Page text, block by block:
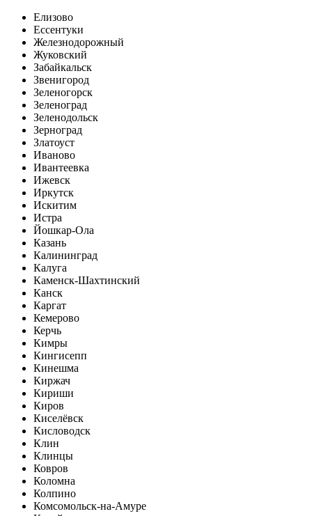
Елизово
Ессентуки
Железнодорожный
Жуковский
Забайкальск
Звенигород
Зеленогорск
Зеленоград
Зеленодольск
Зерноград
Златоуст
Иваново
Ивантеевка
Ижевск
Иркутск
Искитим
Истра
Йошкар-Ола
Казань
Калининград
Калуга
Каменск-Шахтинский
Канск
Каргат
Кемерово
Керчь
Кимры
Кингисепп
Кинешма
Киржач
Кириши
Киров
Киселёвск
Кисловодск
Клин
Клинцы
Ковров
Коломна
Колпино
Комсомольск-на-Амуре